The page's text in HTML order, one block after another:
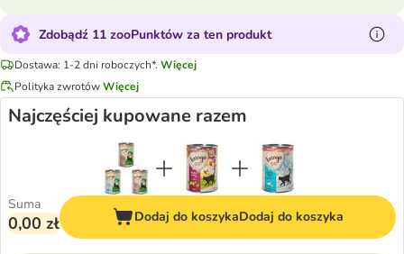
Zdobądź 11 zooPunktów za ten produkt
Dostawa: 1-2 dni roboczych*. Więcej
Polityka zwrotówWięcej
Najczęściej kupowane razem
Suma
0,00 zł Dodaj do koszykaDodaj do koszyka